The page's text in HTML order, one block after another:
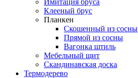
Имитация бруса
Клееный брус
Планкен
Скошенный из сосны
Прямой из сосны
Вагонка штиль
Мебельный щит
Скандинавская доска
Термодерево